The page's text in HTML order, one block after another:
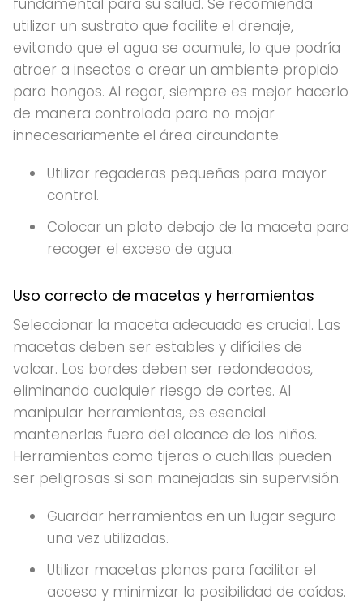
fundamental para su salud. Se recomienda
utilizar un sustrato que facilite el drenaje,
evitando que el agua se acumule, lo que podría
atraer a insectos o crear un ambiente propicio
para hongos. Al regar, siempre es mejor hacerlo
de manera controlada para no mojar
innecesariamente el área circundante.
Utilizar regaderas pequeñas para mayor
control.
Colocar un plato debajo de la maceta para
recoger el exceso de agua.
Uso correcto de macetas y herramientas
Seleccionar la maceta adecuada es crucial. Las
macetas deben ser estables y difíciles de
volcar. Los bordes deben ser redondeados,
eliminando cualquier riesgo de cortes. Al
manipular herramientas, es esencial
mantenerlas fuera del alcance de los niños.
Herramientas como tijeras o cuchillas pueden
ser peligrosas si son manejadas sin supervisión.
Guardar herramientas en un lugar seguro
una vez utilizadas.
Utilizar macetas planas para facilitar el
acceso y minimizar la posibilidad de caídas.